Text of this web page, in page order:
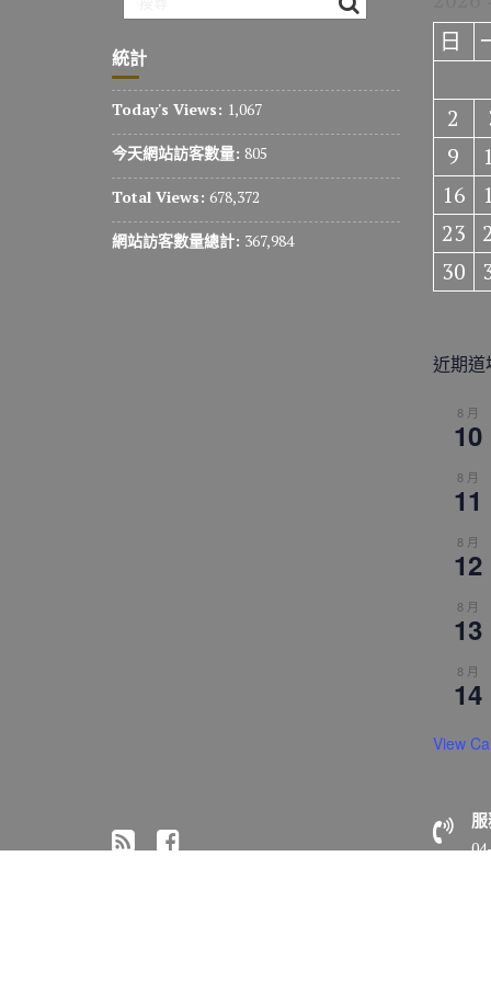
統計
Today's Views: 1,067
今天網站訪客數量: 805
Total Views: 678,372
網站訪客數量總計: 367,984
日
2
9
16
23
30
近期道
8 月
10
8 月
11
8 月
12
8 月
13
8 月
14
View